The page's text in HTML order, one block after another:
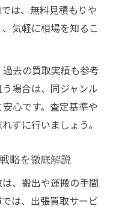
は、無料見積もりや
気軽に相場を知るこ
去の買取実績も参考
場合は、同ジャンル
心です。査定基準や
ずに行いましょう。
略を徹底解説
、搬出や運搬の手間
は、出張買取サービ